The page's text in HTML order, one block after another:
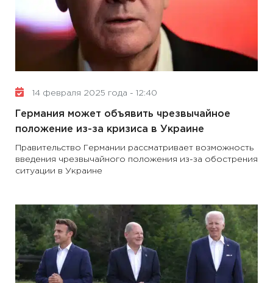
14 февраля 2025 года - 12:40
Германия может объявить чрезвычайное
положение из-за кризиса в Украине
Правительство Германии рассматривает возможность
введения чрезвычайного положения из-за обострения
ситуации в Украине